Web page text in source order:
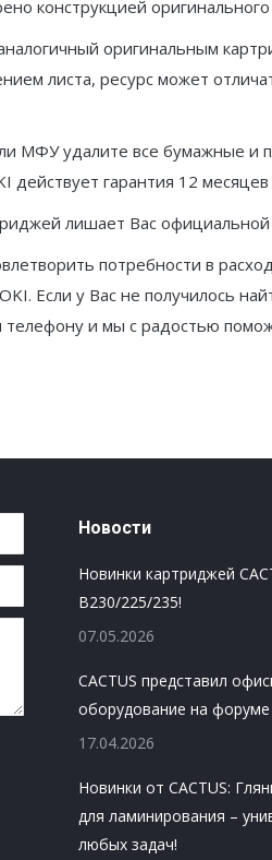
конструкцией
оригинальным
листа, ресурс может
МФУ удалите все бумажные и
действует гарантия 12
лишает Вас официальной
потребности в
Если у Вас не получилось
телефону и мы с радостью
Новости
Новинки картриджей
B230/225/235!
07.05.2026
CACTUS представил
оборудование на
17.04.2026
Новинки от CACTUS:
для ламинирования –
любых задач!